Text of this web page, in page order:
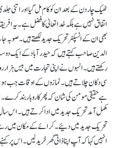
ٹھیک چار دن کے بعد ان کو کام مل گیا اور اتنی
اتفاق نہیں ہے بلکہ خدا تعالیٰ کا فضل ہے۔ یہ
بھی ان کے انسپکٹر تحریک جدید لکھتے ہیں۔ صوبہ
الدین صاحب کہتے ہیں کہ حیدر آباد کے ایک
رکھتے ہیں۔ انہوں نے اپنی تجارت میں بیس
سی دکان چلاتے ہیں۔ نمازوں کے اوقات جب
ہے حقیقی مومن کی شان کہ پھر کاروبار بند کرے۔
مکمل آمد تحریک جدید میں ادا کرتے ہیں۔ اس
تحریک جدید میں دئیے۔ کرائے کے مکان میں
انہیں کہا کہ آپ اپنا ذاتی گھر خرید لیں۔ اس پر